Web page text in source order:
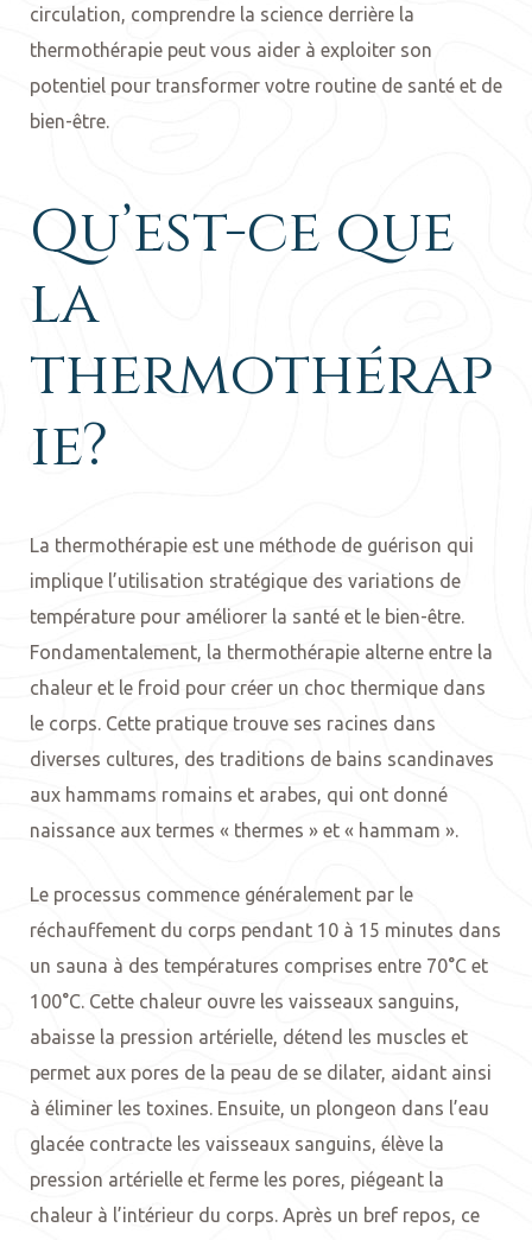
circulation, comprendre la science derrière la
thermothérapie peut vous aider à exploiter son
potentiel pour transformer votre routine de santé et de
bien-être.
Qu’est-ce que
la
thermothérap
ie?
La thermothérapie est une méthode de guérison qui
implique l’utilisation stratégique des variations de
température pour améliorer la santé et le bien-être.
Fondamentalement, la thermothérapie alterne entre la
chaleur et le froid pour créer un choc thermique dans
le corps. Cette pratique trouve ses racines dans
diverses cultures, des traditions de bains scandinaves
aux hammams romains et arabes, qui ont donné
naissance aux termes « thermes » et « hammam ».
Le processus commence généralement par le
réchauffement du corps pendant 10 à 15 minutes dans
un sauna à des températures comprises entre 70°C et
100°C. Cette chaleur ouvre les vaisseaux sanguins,
abaisse la pression artérielle, détend les muscles et
permet aux pores de la peau de se dilater, aidant ainsi
à éliminer les toxines. Ensuite, un plongeon dans l’eau
glacée contracte les vaisseaux sanguins, élève la
pression artérielle et ferme les pores, piégeant la
chaleur à l’intérieur du corps. Après un bref repos, ce